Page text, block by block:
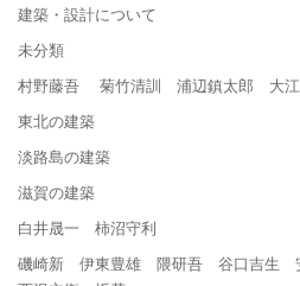
建築・設計について
未分類
村野藤吾 菊竹清訓 浦辺鎮太郎 大
東北の建築
淡路島の建築
滋賀の建築
白井晟一 柿沼守利
磯崎新 伊東豊雄 隈研吾 谷口吉生